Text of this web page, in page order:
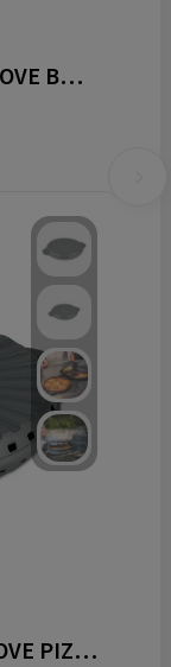
Koziol Burger box 311mm MOVE BURGER
Koziol Pizzadoos 290mm MOVE PIZZA 22